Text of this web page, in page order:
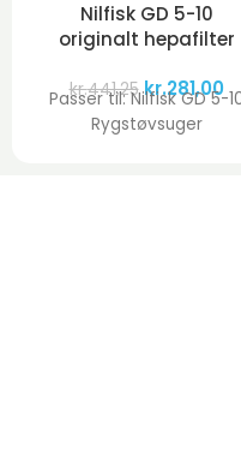
Nilfisk GD 5-10
originalt hepafilter
kr.441,25 kr.281,00
Passer til: Nilfisk GD 5-
Rygstøvsuger